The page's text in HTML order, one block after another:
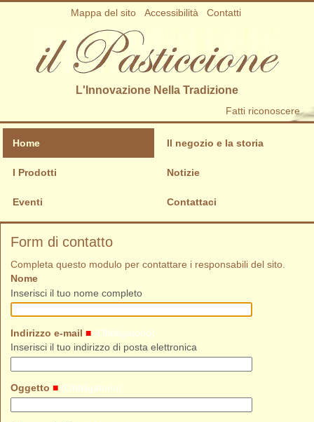
Mappa del sito Accessibilità Contatti
L'Innovazione Nella Tradizione
Fatti riconoscere
Home
Il negozio e la storia
I Prodotti Notizie
Eventi Contattaci
Form di contatto
Completa questo modulo per contattare i responsabili del sito.
Nome
Inserisci il tuo nome completo
Indirizzo e-mail
(Obbligatorio)
Inserisci il tuo indirizzo di posta elettronica
Oggetto (Obbligatorio)